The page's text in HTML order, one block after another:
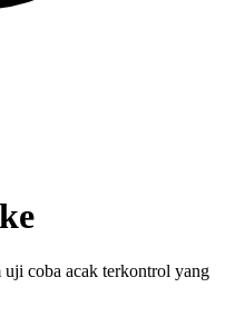
uji coba acak terkontrol yang